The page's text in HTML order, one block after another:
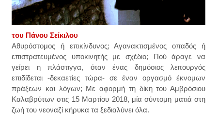
του Πάνου Σείκιλου
Αθυρόστομος ή επικίνδυνος; Αγανακτισμένος οπαδός ή
επιστρατευμένος υποκινητής με σχέδιο; Πού άραγε να
γείρει η πλάστιγγα, όταν ένας δημόσιος λειτουργός
επιδίδεται -δεκαετίες τώρα- σε έναν οργασμό έκνομων
πράξεων και λόγων; Με αφορμή τη δίκη του Αμβρόσιου
Καλαβρύτων στις 15 Μαρτίου 2018, μία σύντομη ματιά στη
ζωή του νεοναζί κήρυκα τα ξεδιαλύνει όλα.